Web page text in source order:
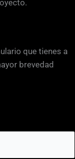
que tienes a
brevedad